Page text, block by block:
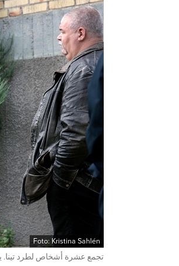
Foto: Kristina Sahlén
تجمع عشرة أشخاص لطرد تينا.